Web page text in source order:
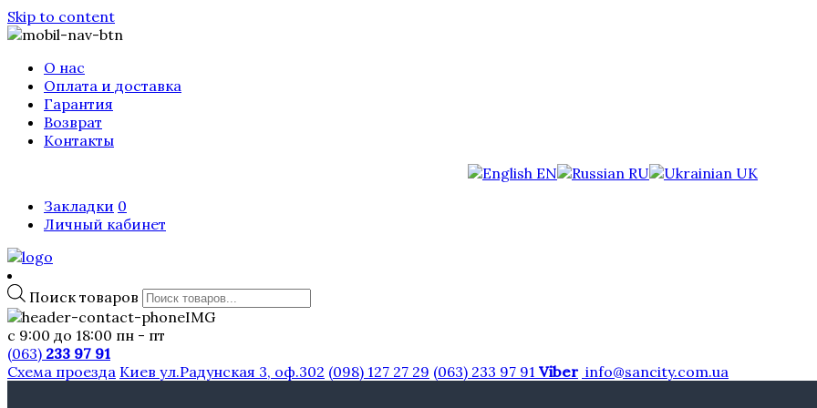
Skip to content
О нас
Оплата и доставка
Гарантия
Возврат
Контакты
EN
RU
UK
Закладки 0
Личный кабинет
Поиск товаров
с 9:00 до 18:00 пн - пт
(063) 233 97 91
Схема проезда Киев ул.Радунская 3, оф.302 (098) 127 27 29 (063) 233 97 91 Viber info@sancity.com.ua